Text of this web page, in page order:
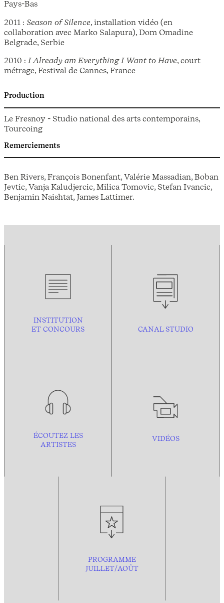
Pays-Bas
2011 : Season of Silence, installation vidéo (en
collaboration avec Marko Salapura), Dom Omadine
Belgrade, Serbie
2010 :I Already am Everything I Want to Have, court
métrage, Festival de Cannes, France
Production
Le Fresnoy - Studio national des arts contemporains,
Tourcoing
Remerciements
Ben Rivers, François Bonenfant, Valérie Massadian, Boban
Jevtic, Vanja Kaludjercic, Milica Tomovic, Stefan Ivancic,
Benjamin Naishtat, James Lattimer.
INSTITUTION
ET CONCOURS
CANAL STUDIO
ÉCOUTEZ LES
ARTISTES
VIDÉOS
PROGRAMME
JUILLET/AOÛT